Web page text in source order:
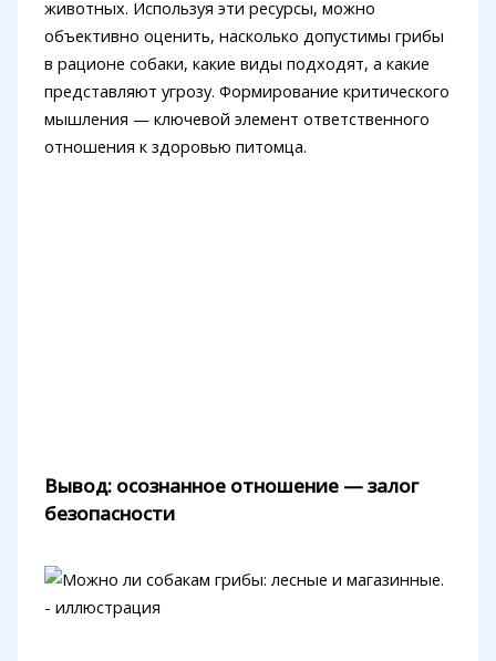
животных. Используя эти ресурсы, можно
объективно оценить, насколько допустимы грибы
в рационе собаки, какие виды подходят, а какие
представляют угрозу. Формирование критического
мышления — ключевой элемент ответственного
отношения к здоровью питомца.
Вывод: осознанное отношение — залог
безопасности